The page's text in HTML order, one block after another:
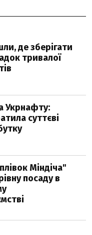
де зберігати
тривалої
Укрнафту:
суттєві
Міндіча"
посаду в